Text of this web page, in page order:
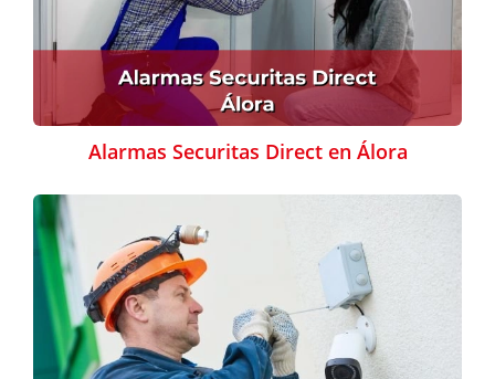
Alarmas Securitas Direct en Álora